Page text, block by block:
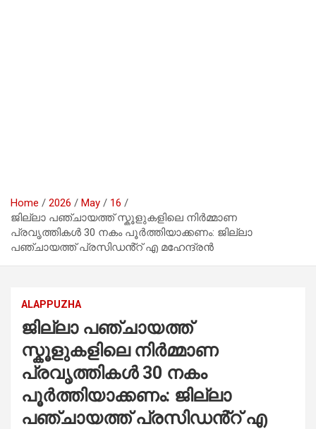
Home 2026 May
16
ജില്ലാ പഞ്ചായത്ത് സ്കൂളുകളിലെ നിർമ്മാണ
പ്രവൃത്തികൾ 30 നകം പൂർത്തിയാക്കണം: ജില്ലാ
പഞ്ചായത്ത് പ്രസിഡൻ്റ് എ മഹേന്ദ്രൻ
ALAPPUZHA
ജില്ലാ പഞ്ചായത്ത്
സ്കൂളുകളിലെ നിർമ്മാണ
പ്രവൃത്തികൾ 30 നകം
പൂർത്തിയാക്കണം: ജില്ലാ
പഞ്ചായത്ത് പ്രസിഡൻ്റ് എ